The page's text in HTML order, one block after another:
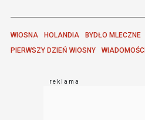
WIOSNA HOLANDIA BYDŁO MLECZNE
PIERWSZY DZIEŃ WIOSNY
WIADOMOŚCI